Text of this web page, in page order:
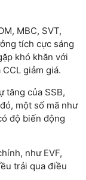
MBC, SVT,
tích cực sáng
khó khăn với
CCL giảm giá.
tăng của SSB,
một số mã như
độ biến động
như EVF,
trải qua điều